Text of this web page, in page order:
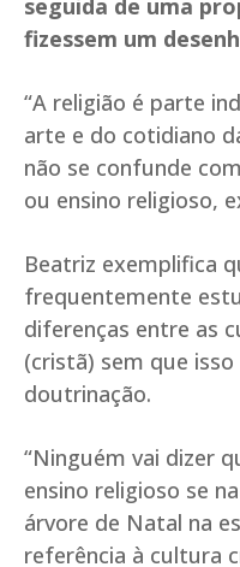
seguida de uma
fizessem um
“A religião é parte
arte e do cotidiano
não se confunde
ou ensino religioso,
Beatriz exemplifica
frequentemente
diferenças entre as
(cristã) sem que
doutrinação.
“Ninguém vai dizer
ensino religioso se
árvore de Natal na
referência à cultura